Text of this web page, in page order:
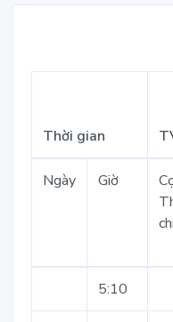
Thời gian
Ngày Giờ
5:10